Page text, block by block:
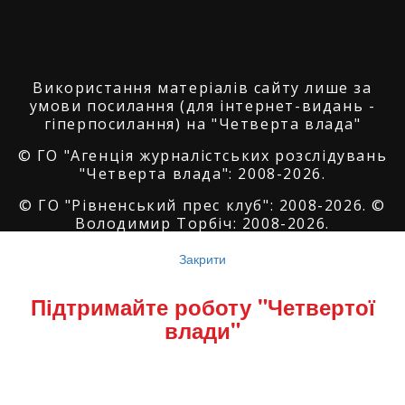
Використання матеріалів сайту лише за
умови посилання (для інтернет-видань -
гіперпосилання) на "Четверта влада"
© ГО "Агенція журналістських розслідувань
"Четверта влада": 2008-2026.
© ГО "Рівненський прес клуб": 2008-2026. ©
Володимир Торбіч: 2008-2026.
SoftGroup
Reserved
Закрити
Підтримайте роботу "Четвертої
влади"